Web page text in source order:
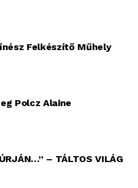
Felkészítő Műhely
Polcz Alaine
– TÁLTOS VILÁG